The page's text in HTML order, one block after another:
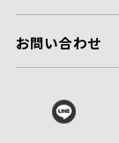
お問い合わせ